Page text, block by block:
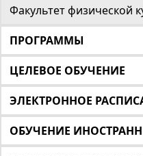
Факультет физической
ПРОГРАММЫ
ЦЕЛЕВОЕ ОБУЧЕНИЕ
ЭЛЕКТРОННОЕ
ОБУЧЕНИЕ